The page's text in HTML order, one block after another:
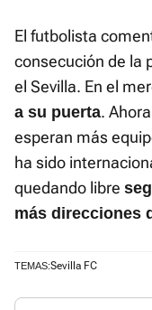
El futbolista
consecución de la
el Sevilla. En el
a su puerta.
esperan más
ha sido
quedando libre
más direcciones
TEMAS:Sevilla FC